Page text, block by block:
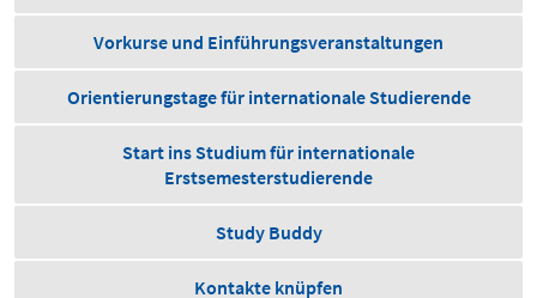
Vorkurse und Einführungsveranstaltungen
Orientierungstage für internationale Studierende
Start ins Studium für internationale
Erstsemesterstudierende
Study Buddy
Kontakte knüpfen